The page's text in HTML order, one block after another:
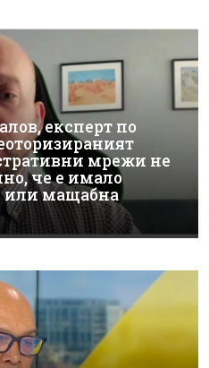
експерт по
мрежи не
че е имало
или мащабна